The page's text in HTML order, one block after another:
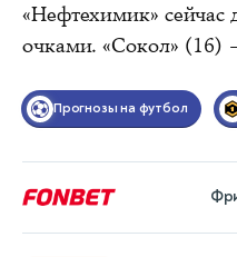
«Нефтехимик» сейчас
очками. «Сокол» (16)
Прогнозы на футбол